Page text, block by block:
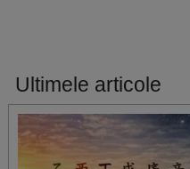
Ultimele articole